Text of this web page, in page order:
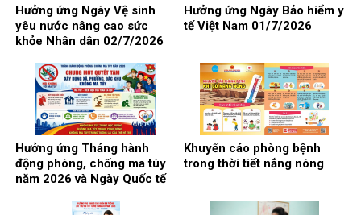
Hưởng ứng Ngày Vệ sinh
yêu nước nâng cao sức
khỏe Nhân dân 02/7/2026
Hưởng ứng Ngày Bảo hiểm y
tế Việt Nam 01/7/2026
Hưởng ứng Tháng hành
động phòng, chống ma túy
năm 2026 và Ngày Quốc tế
Khuyến cáo phòng bệnh
trong thời tiết nắng nóng